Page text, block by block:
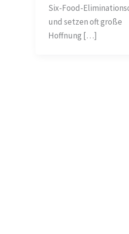
Six-Food-
und setzen oft große
Hoffnung […]